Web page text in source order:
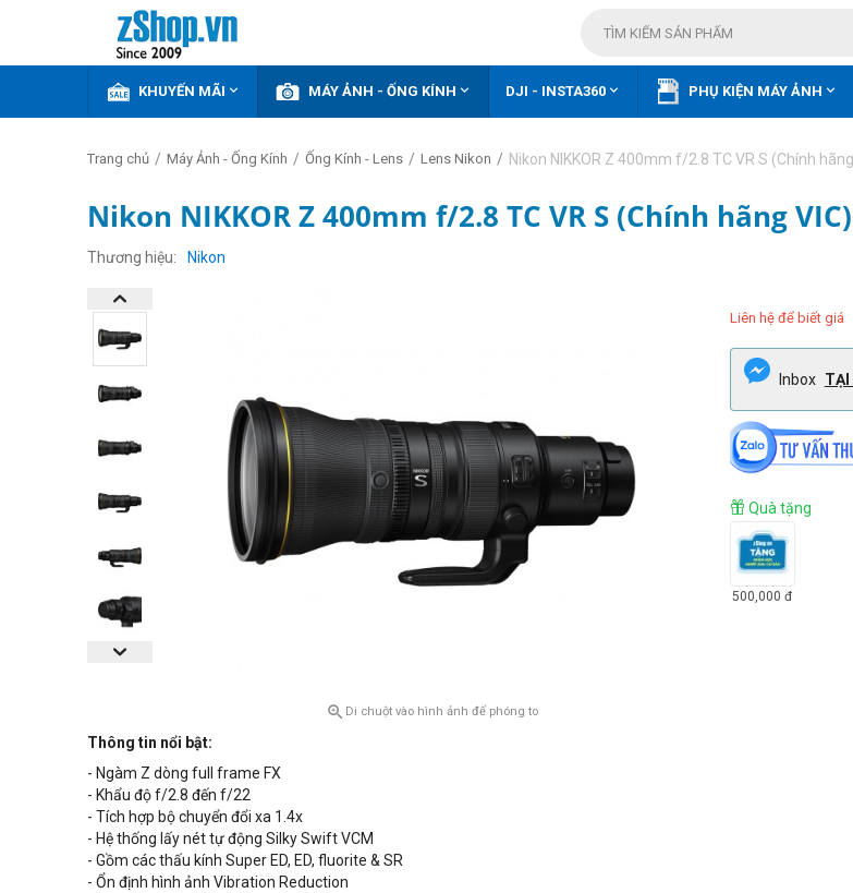
KHUYẾN MÃI  MÁY ẢNH - ỐNG KÍNH  DJI - INSTA360  PHỤ KIỆN MÁY ẢNH 
Trang chủ / Máy Ảnh - Ống Kính / Ống Kính - Lens / Lens Nikon / Nikon NIKKOR Z 400mm f/2.8 TC VR S (Chính
Nikon NIKKOR Z 400mm f/2.8 TC VR S (Chính hãng VIC)
Thương hiệu Nikon
 Di chuột vào hình ảnh để phóng to
Thông tin nổi bật:
- Ngàm Z dòng full frame FX
- Khẩu độ f/2.8 đến f/22
- Tích hợp bộ chuyển đổi xa 1.4x
- Hệ thống lấy nét tự động Silky Swift VCM
- Gồm các thấu kính Super ED, ED, fluorite & SR
- Ổn định hình ảnh Vibration Reduction
Liên hệ để biết giá
Inbox TẠI
Quà tặng
500,000 đ